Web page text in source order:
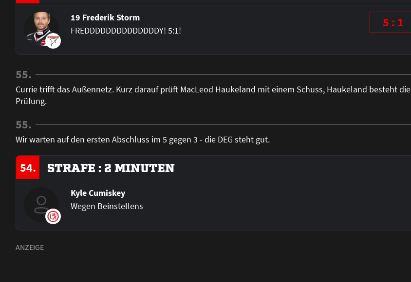
19 Frederik Storm
FREDDDDDDDDDDDDDDY! 5:1!
5 : 1
55.
Currie trifft das Außennetz. Kurz darauf prüft MacLeod Haukeland mit einem Schuss, Haukeland besteht die
Prüfung.
55.
Wir warten auf den ersten Abschluss im 5 gegen 3 - die DEG steht gut.
54. STRAFE : 2 MINUTEN
Kyle Cumiskey
Wegen Beinstellens